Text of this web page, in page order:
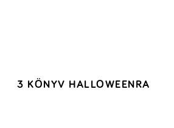
3 KÖNYV HALLOWEENRA